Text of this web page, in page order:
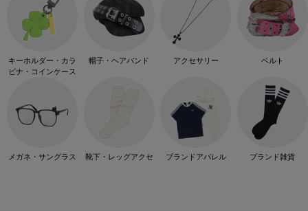
キーホルダー・カラ
ビナ・コインケース
帽子・ヘアバンド アクセサリー ベルト
メガネ・サングラス 靴下・レッグアクセ ブランドアパレル ブランド雑貨